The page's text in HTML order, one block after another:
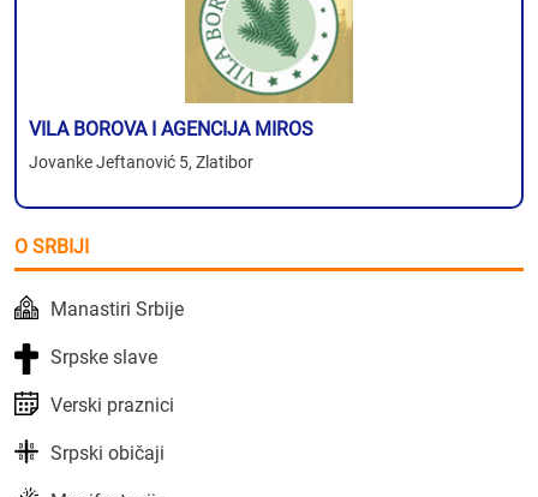
VILA BOROVA I AGENCIJA MIROS
Jovanke Jeftanović 5, Zlatibor
O SRBIJI
Manastiri Srbije
Srpske slave
Verski praznici
Srpski običaji